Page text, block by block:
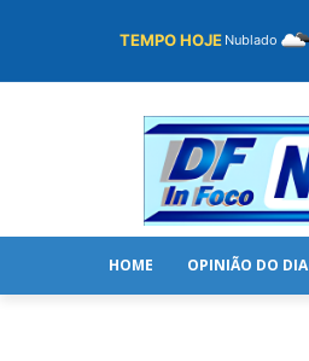
TEMPO HOJE Nublado
HOME OPINIÃO DO DIA